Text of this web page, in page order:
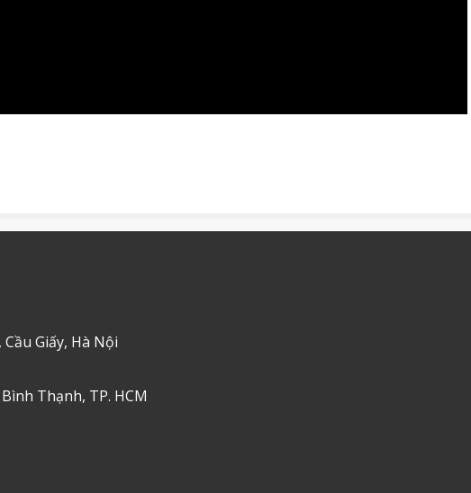
Giấy, Hà Nội
Thạnh, TP. HCM